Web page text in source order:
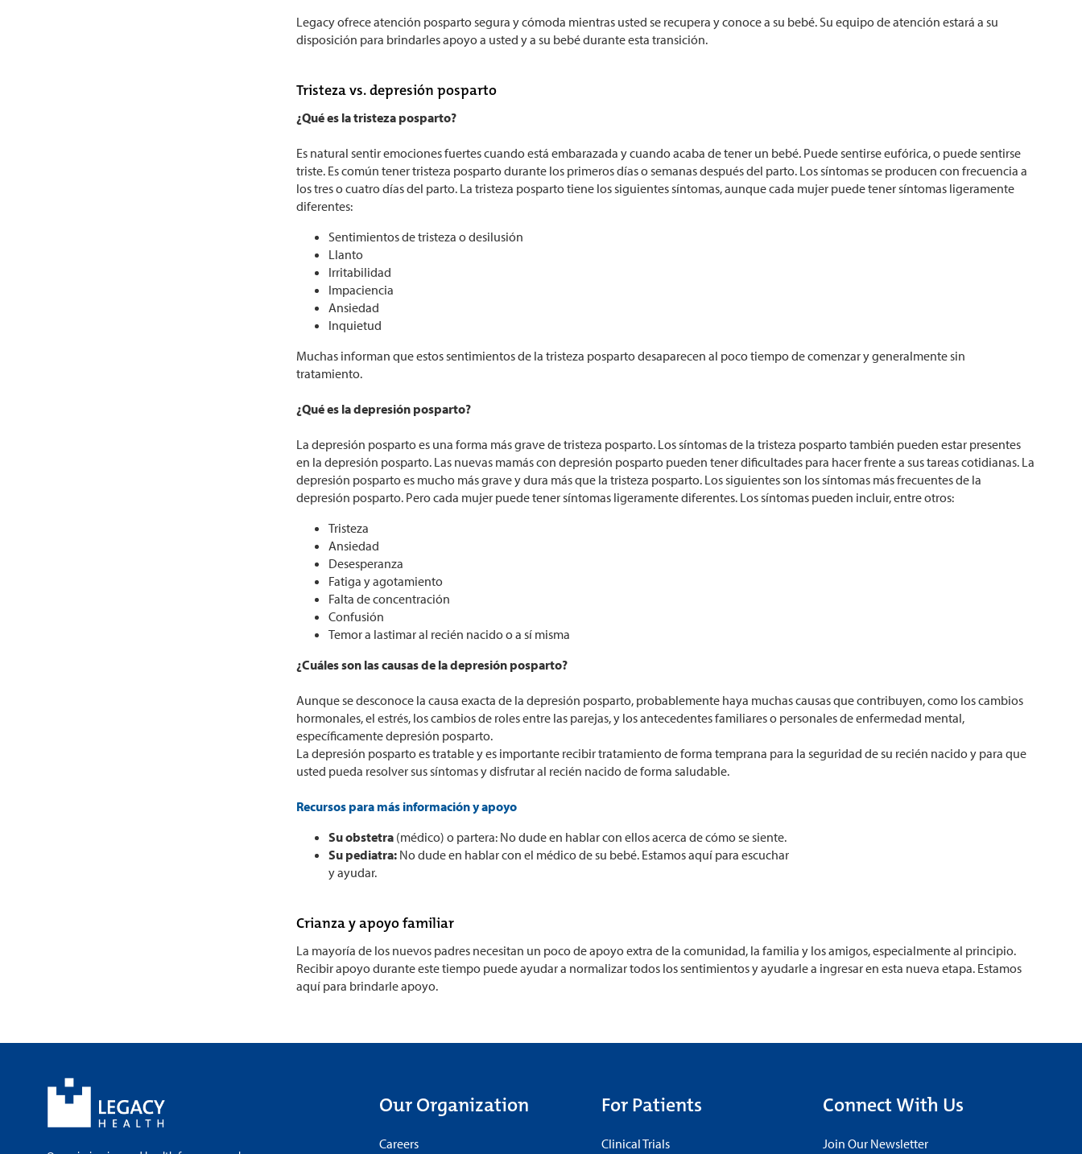
Legacy ofrece atención posparto segura y cómoda mientras usted se recupera y conoce a su bebé. Su equipo de atención estará a su
disposición para brindarles apoyo a usted y a su bebé durante esta transición.
Tristeza vs. depresión posparto
¿Qué es la tristeza posparto?
Es natural sentir emociones fuertes cuando está embarazada y cuando acaba de tener un bebé. Puede sentirse eufórica, o puede sentirse
triste. Es común tener tristeza posparto durante los primeros días o semanas después del parto. Los síntomas se producen con frecuencia a
los tres o cuatro días del parto. La tristeza posparto tiene los siguientes síntomas, aunque cada mujer puede tener síntomas ligeramente
diferentes:
Sentimientos de tristeza o desilusión
Llanto
Irritabilidad
Impaciencia
Ansiedad
Inquietud
Muchas informan que estos sentimientos de la tristeza posparto desaparecen al poco tiempo de comenzar y generalmente sin
tratamiento.
¿Qué es la depresión posparto?
La depresión posparto es una forma más grave de tristeza posparto. Los síntomas de la tristeza posparto también pueden estar presentes
en la depresión posparto. Las nuevas mamás con depresión posparto pueden tener dificultades para hacer frente a sus tareas cotidianas. La
depresión posparto es mucho más grave y dura más que la tristeza posparto. Los siguientes son los síntomas más frecuentes de la
depresión posparto. Pero cada mujer puede tener síntomas ligeramente diferentes. Los síntomas pueden incluir, entre otros:
Tristeza
Ansiedad
Desesperanza
Fatiga y agotamiento
Falta de concentración
Confusión
Temor a lastimar al recién nacido o a sí misma
¿Cuáles son las causas de la depresión posparto?
Aunque se desconoce la causa exacta de la depresión posparto, probablemente haya muchas causas que contribuyen, como los cambios
hormonales, el estrés, los cambios de roles entre las parejas, y los antecedentes familiares o personales de enfermedad mental,
específicamente depresión posparto.
La depresión posparto es tratable y es importante recibir tratamiento de forma temprana para la seguridad de su recién nacido y para que
usted pueda resolver sus síntomas y disfrutar al recién nacido de forma saludable.
Recursos para más información y apoyo
Su obstetra (médico) o partera: No dude en hablar con ellos acerca de cómo se siente.
Su pediatra: No dude en hablar con el médico de su bebé. Estamos aquí para escuchar
y ayudar.
Crianza y apoyo familiar
La mayoría de los nuevos padres necesitan un poco de apoyo extra de la comunidad, la familia y los amigos, especialmente al principio.
Recibir apoyo durante este tiempo puede ayudar a normalizar todos los sentimientos y ayudarle a ingresar en esta nueva etapa. Estamos
aquí para brindarle apoyo.
Our Organization
Careers
For Patients
Clinical Trials
Connect With Us
Join Our Newsletter